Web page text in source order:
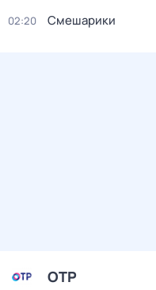
02:20 Смешарики
ОТР